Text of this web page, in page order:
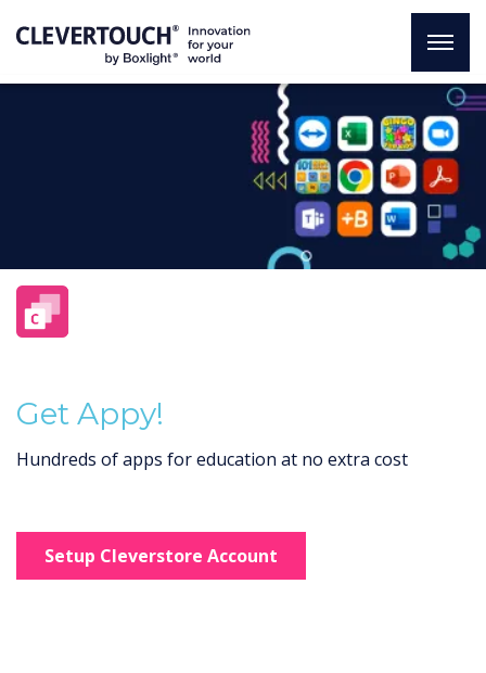
Get Appy!
Hundreds of apps for education at no extra cost
Setup Cleverstore Account